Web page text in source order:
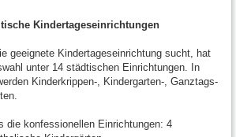
Kindertageseinrichtungen
geeignete Kindertageseinrichtung sucht, hat
unter 14 städtischen Einrichtungen. In
Kinderkrippen-, Kindergarten-, Ganztags-
die konfessionellen Einrichtungen: 4